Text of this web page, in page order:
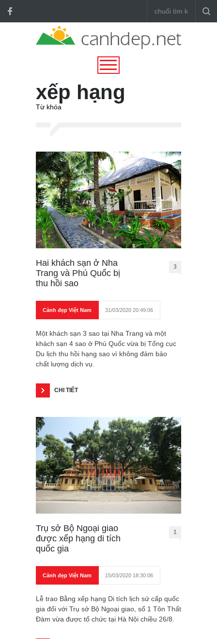
xếp hạng
Từ khóa
Hai khách sạn ở Nha
Trang và Phú Quốc bị
thu hồi sao
3
Cảnh đẹp Việt Nam 31/03/2020 20:49:06
Một khách sạn 3 sao tại Nha Trang và một
khách sạn 4 sao ở Phú Quốc vừa bị Tổng cục
Du lịch thu hồi hạng sao vì không đảm bảo
chất lượng dịch vụ.
CHI TIẾT
Trụ sở Bộ Ngoại giao
được xếp hạng di tích
quốc gia
1
Cảnh đẹp Việt Nam 15/03/2020 18:30:06
Lễ trao Bằng xếp hạng Di tích lịch sử cấp quốc
gia đối với Trụ sở Bộ Ngoại giao, số 1 Tôn Thất
Đàm vừa được tổ chức tại Hà Nội chiều 26/8.